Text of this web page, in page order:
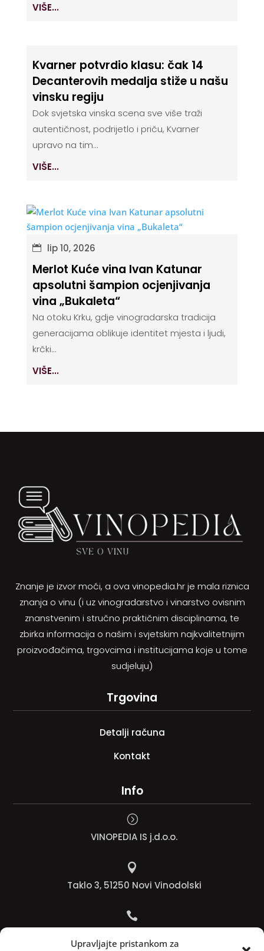
Upravljajte pristankom za
VIŠE...
Kvarner potvrdio klasu: čak 14
Decanterovih medalja stiže u našu
vinsku regiju
Dok svjetska vinska scena sve više traži
autentičnost, podrijetlo i priču, Kvarner
upravo na tim...
VIŠE...
lip 10, 2026
Merlot Kuće vina Ivan Katunar
apsolutni šampion ocjenjivanja
vina „Bukaleta“
Na otoku Krku, gdje vinogradarska tradicija
generacijama oblikuje identitet mjesta i ljudi,
krčki...
VIŠE...
Znanje je izvor moći, a ova vinopedia.hr je mala riznica
znanja o vinu (i uz vinogradarstvo i vinarstvo ovisnim
znanstvenim i stručno praktičnim disciplinama, te
zbirka informacija o našim i svjetskim najkvalitetnijim
proizvođačima, trgovcima i institucijama koje u tome
sudjeluju)
Trgovina
Detalji računa
Kontakt
Info
=
VINOPEDIA IS j.d.o.o.

Taklo 3, 51250 Novi Vinodolski
